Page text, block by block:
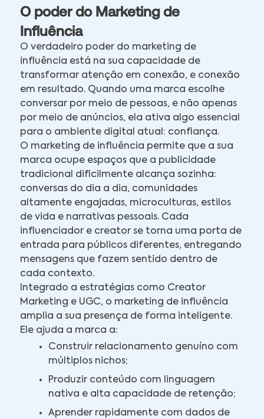
O poder do Marketing de
Influência
O verdadeiro poder do marketing de
influência está na sua capacidade de
transformar atenção em conexão, e conexão
em resultado. Quando uma marca escolhe
conversar por meio de pessoas, e não apenas
por meio de anúncios, ela ativa algo essencial
para o ambiente digital atual: confiança.
O marketing de influência permite que a sua
marca ocupe espaços que a publicidade
tradicional dificilmente alcança sozinha:
conversas do dia a dia, comunidades
altamente engajadas, microculturas, estilos
de vida e narrativas pessoais. Cada
influenciador e creator se torna uma porta de
entrada para públicos diferentes, entregando
mensagens que fazem sentido dentro de
cada contexto.
Integrado a estratégias como Creator
Marketing e UGC, o marketing de influência
amplia a sua presença de forma inteligente.
Ele ajuda a marca a:
Construir relacionamento genuíno com
múltiplos nichos;
Produzir conteúdo com linguagem
nativa e alta capacidade de retenção;
Aprender rapidamente com dados de